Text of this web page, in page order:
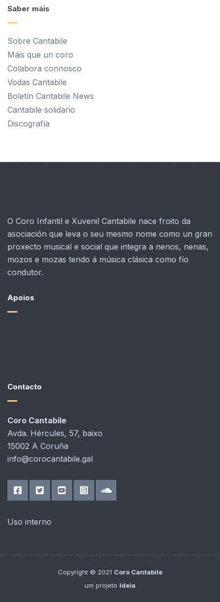
Saber máis
Sobre Cantabile
Máis que un coro
Colabora connosco
Vodas Cantabile
Boletín Cantabile News
Cantabile solidario
Discografía
O Coro Infantil e Xuvenil Cantabile nace froito da
asociación que leva o seu mesmo nome como un gran
proxecto musical e social que integra a nenos, nenas,
mozos e mozas tendo á música clásica como fío
condutor.
Apoios
Contacto
Coro Cantabile
Avda. Hércules, 57, baixo
15002 A Coruña
info@corocantabile.gal
Uso interno
Copyright © 2021 Coro Cantabile
um projeto Ideia